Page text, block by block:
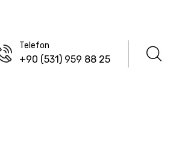
Telefon
+90 (531) 959 88 25